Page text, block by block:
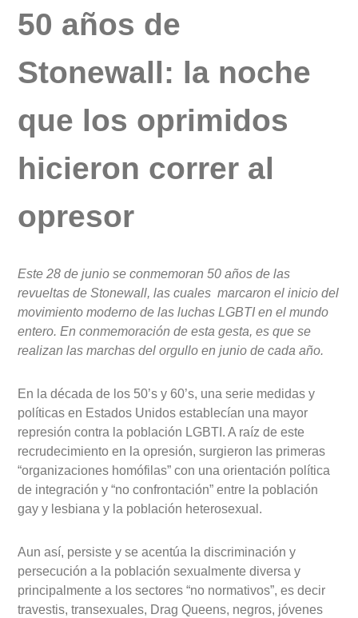
50 años de
Stonewall: la noche
que los oprimidos
hicieron correr al
opresor
Este 28 de junio se conmemoran 50 años de las
revueltas de Stonewall, las cuales marcaron el inicio del
movimiento moderno de las luchas LGBTI en el mundo
entero. En conmemoración de esta gesta, es que se
realizan las marchas del orgullo en junio de cada año.
En la década de los 50’s y 60’s, una serie medidas y
políticas en Estados Unidos establecían una mayor
represión contra la población LGBTI. A raíz de este
recrudecimiento en la opresión, surgieron las primeras
“organizaciones homófilas” con una orientación política
de integración y “no confrontación” entre la población
gay y lesbiana y la población heterosexual.
Aun así, persiste y se acentúa la discriminación y
persecución a la población sexualmente diversa y
principalmente a los sectores “no normativos”, es decir
travestis, transexuales, Drag Queens, negros, jóvenes